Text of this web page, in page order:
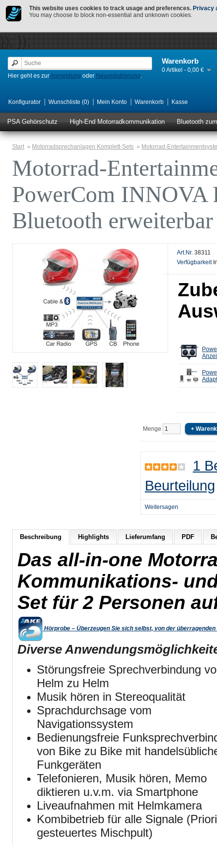
This website uses cookies to track usage and preferences. Privacy
You may choose to block non-essential and unknown cookies.
Warenkorb
0 Artikel - 0,00 €
Hier geht es zurAnmeldung oder Neuregistrierung.
Konfigurator Wunschliste (0) Mein Konto Warenkorb Kasse
PSA Gehörschutz High-End Motorradkommunikation Bluetooth
Start » Motorradsprechanlagen Komplett-Sets » Motorrad-
Motorrad-
PowerCom INNOVA
Bluetooth erweiterbar
Art.Nr. 38311
Verfügbarkeit
Menge
1
Beurteilung
Weitersagen
Beschreibung Highlights Lieferumfang PDF
Das all-in-one
Kommunikations-
Set für 2 Personen
Hörprobe – Überzeugen Sie sich selbst, von der
Diverse
Störungsfreie Sprechverbindung
Helm zu Helm
Musik hören in Stereoqualität
Sprachdurchsage vom
Navigationssystem
Bedienungsfreie
von Bike zu Bike mit
Funkgeräten
Telefonieren, Musik hören, Memo
diktieren u.v.m. via Smartphone
Liveaufnahmen mit Helmkamera
Kombibetrieb für alle Signale
gesteuertes Mischpult)